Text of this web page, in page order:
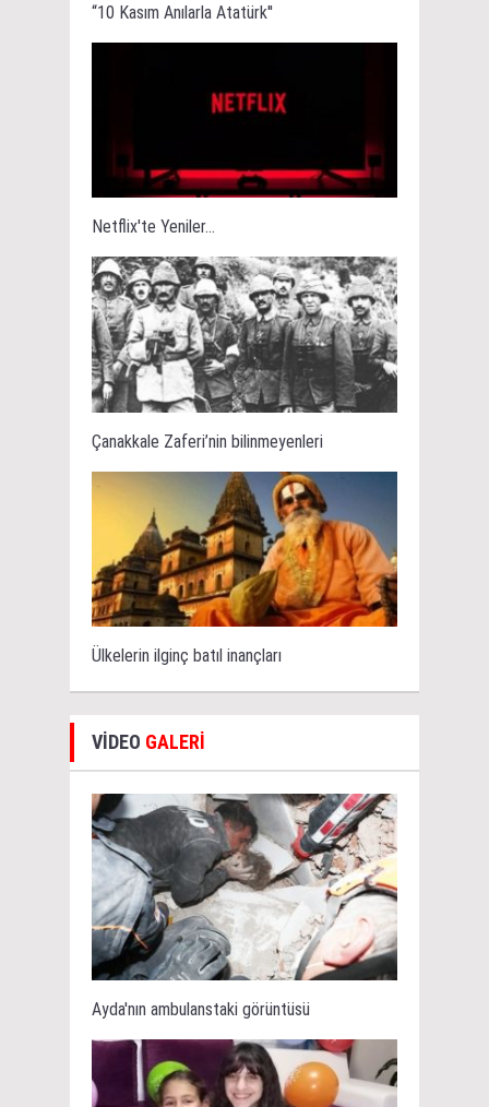
“10 Kasım Anılarla Atatürk''
Netflix'te Yeniler...
Çanakkale Zaferi’nin bilinmeyenleri
Ülkelerin ilginç batıl inançları
VİDEO GALERİ
Ayda'nın ambulanstaki görüntüsü